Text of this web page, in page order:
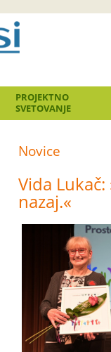
PROJEKTNO
SVETOVANJE
Novice
Vida
nazaj.«